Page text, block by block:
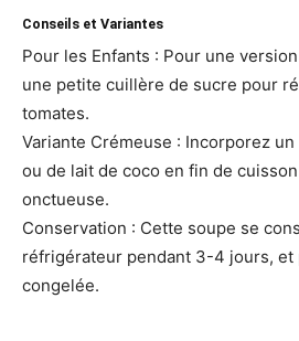
Conseils et Variantes
Pour les Enfants : Pour une
une petite cuillère de sucre pour
tomates.
Variante Crémeuse : Incorporez
ou de lait de coco en fin de
onctueuse.
Conservation : Cette soupe se
réfrigérateur pendant 3-4 jours, et
congelée.